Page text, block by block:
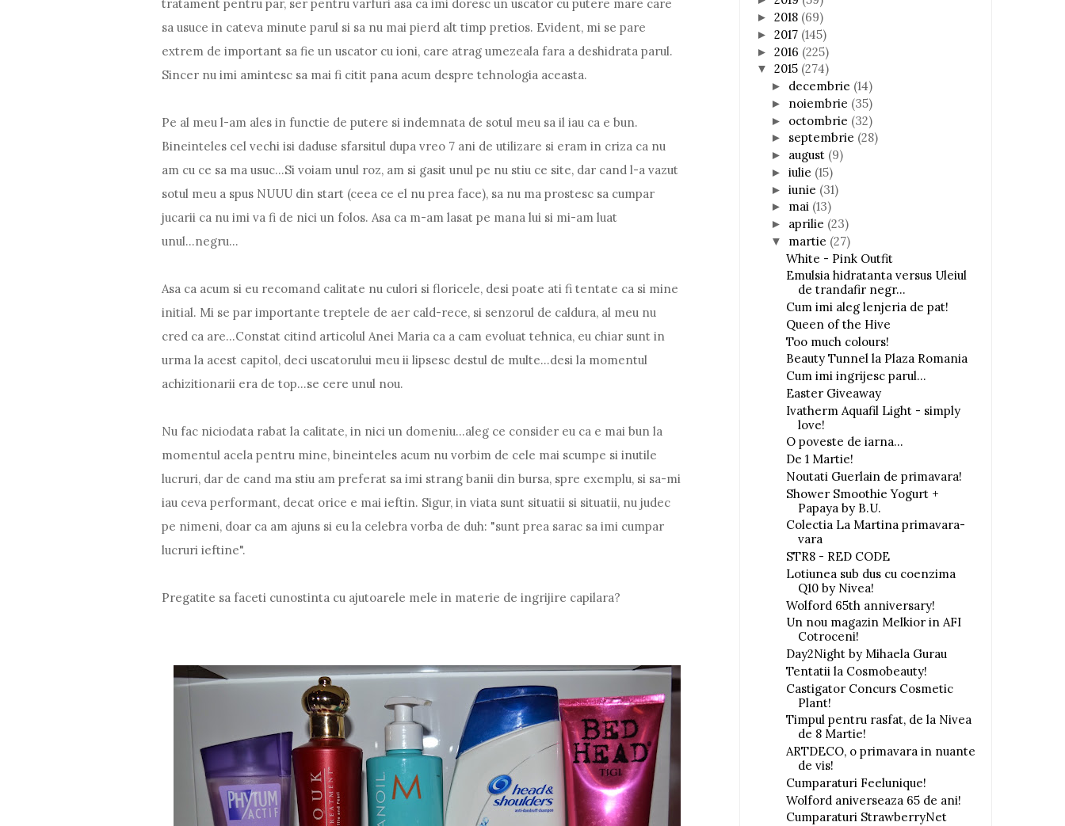
tratament pentru par, ser pentru varfuri asa ca imi doresc un uscator cu putere mare care
sa usuce in cateva minute parul si sa nu mai pierd alt timp pretios. Evident, mi se pare
extrem de important sa fie un uscator cu ioni, care atrag umezeala fara a deshidrata parul.
Sincer nu imi amintesc sa mai fi citit pana acum despre tehnologia aceasta.
Pe al meu l-am ales in functie de putere si indemnata de sotul meu sa il iau ca e bun.
Bineinteles cel vechi isi daduse sfarsitul dupa vreo 7 ani de utilizare si eram in criza ca nu
am cu ce sa ma usuc...Si voiam unul roz, am si gasit unul pe nu stiu ce site, dar cand l-a vazut
sotul meu a spus NUUU din start (ceea ce el nu prea face), sa nu ma prostesc sa cumpar
jucarii ca nu imi va fi de nici un folos. Asa ca m-am lasat pe mana lui si mi-am luat
unul...negru...
Asa ca acum si eu recomand calitate nu culori si floricele, desi poate ati fi tentate ca si mine
initial. Mi se par importante treptele de aer cald-rece, si senzorul de caldura, al meu nu
cred ca are...Constat citind articolul Anei Maria ca a cam evoluat tehnica, eu chiar sunt in
urma la acest capitol, deci uscatorului meu ii lipsesc destul de multe...desi la momentul
achizitionarii era de top...se cere unul nou.
Nu fac niciodata rabat la calitate, in nici un domeniu...aleg ce consider eu ca e mai bun la
momentul acela pentru mine, bineinteles acum nu vorbim de cele mai scumpe si inutile
lucruri, dar de cand ma stiu am preferat sa imi strang banii din bursa, spre exemplu, si sa-mi
iau ceva performant, decat orice e mai ieftin. Sigur, in viata sunt situatii si situatii, nu judec
pe nimeni, doar ca am ajuns si eu la celebra vorba de duh: "sunt prea sarac sa imi cumpar
lucruri ieftine".
Pregatite sa faceti cunostinta cu ajutoarele mele in materie de ingrijire capilara?
► 2018 (69)
► 2017 (145)
► 2016 (225)
▼ 2015 (274)
► decembrie (14)
► noiembrie (35)
► octombrie (32)
► septembrie (28)
► august (9)
► iulie (15)
► iunie (31)
► mai (13)
► aprilie (23)
▼ martie (27)
White - Pink Outfit
Emulsia hidratanta versus Uleiul
de trandafir negr...
Cum imi aleg lenjeria de pat!
Queen of the Hive
Too much colours!
Beauty Tunnel la Plaza Romania
Cum imi ingrijesc parul...
Easter Giveaway
Ivatherm Aquafil Light - simply
love!
O poveste de iarna...
De 1 Martie!
Noutati Guerlain de primavara!
Shower Smoothie Yogurt +
Papaya by B.U.
Colectia La Martina primavara-
vara
STR8 - RED CODE
Lotiunea sub dus cu coenzima
Q10 by Nivea!
Wolford 65th anniversary!
Un nou magazin Melkior in AFI
Cotroceni!
Day2Night by Mihaela Gurau
Tentatii la Cosmobeauty!
Castigator Concurs Cosmetic
Plant!
Timpul pentru rasfat, de la Nivea
de 8 Martie!
ARTDECO, o primavara in nuante
de vis!
Cumparaturi Feelunique!
Wolford aniverseaza 65 de ani!
Cumparaturi StrawberryNet